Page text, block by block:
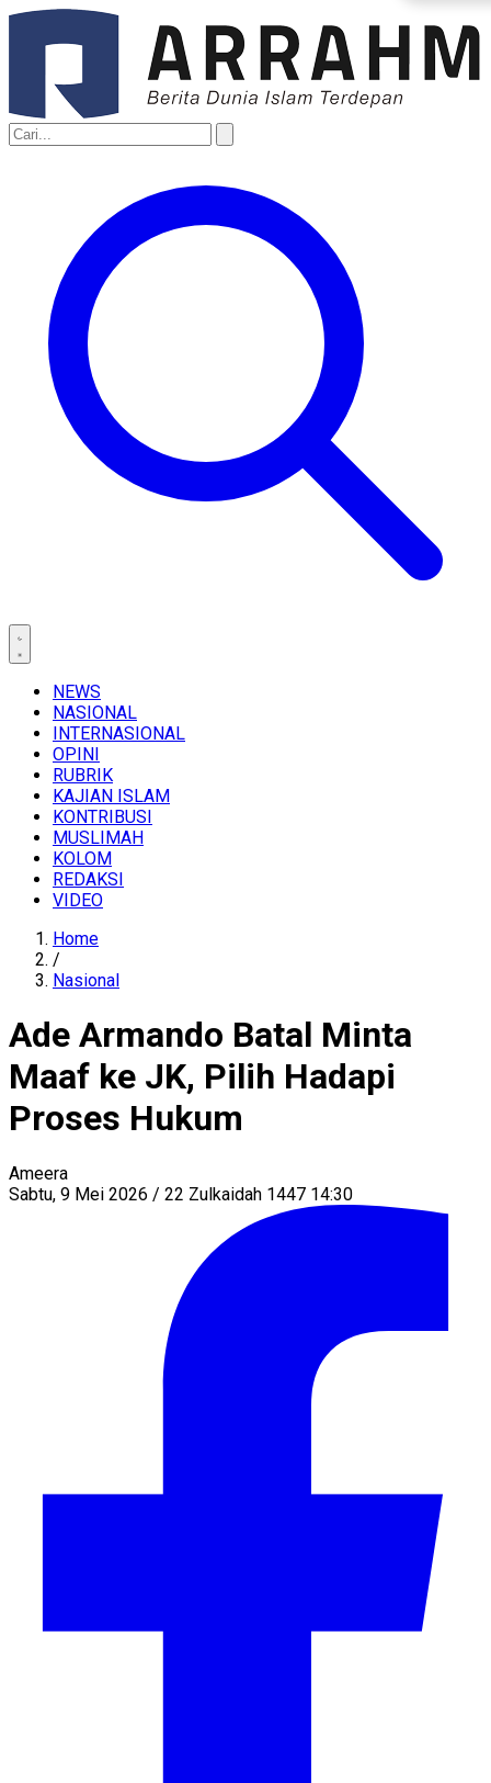
NEWS
NASIONAL
INTERNASIONAL
OPINI
RUBRIK
KAJIAN ISLAM
KONTRIBUSI
MUSLIMAH
KOLOM
REDAKSI
VIDEO
Home
/
Nasional
Ade Armando Batal Minta
Maaf ke JK, Pilih Hadapi
Proses Hukum
Ameera
Sabtu, 9 Mei 2026 / 22 Zulkaidah 1447 14:30